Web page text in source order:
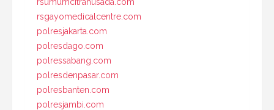
rsgayomedicalcentre.com
polresjakarta.com
polresdago.com
polressabang.com
polresdenpasar.com
polresbanten.com
polresjambi.com